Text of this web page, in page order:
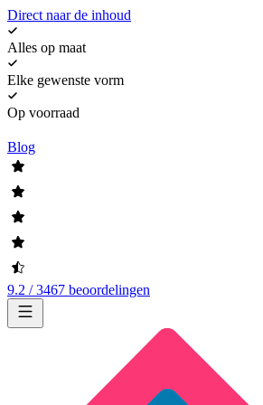
Direct naar de inhoud
Alles op maat
Elke gewenste vorm
Op voorraad
Blog
9.2 / 3467 beoordelingen